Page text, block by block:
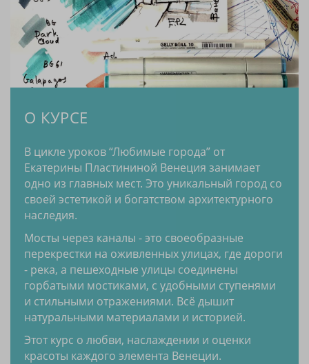
О КУРСЕ
В цикле уроков “Любимые города” от
Екатерины Пластининой Венеция занимает
одно из главных мест. Это уникальный город со
своей эстетикой и богатством архитектурного
наследия.
Мосты через каналы - это своеобразные
перекрестки на оживленных улицах, где дороги
- река, а пешеходные улицы соединены
горбатыми мостиками, с удобными ступенями
и стильными отражениями. Всё дышит
натуральными материалами и историей.
Этот курс о любви, наслаждении и оценки
красоты каждого элемента Венеции.